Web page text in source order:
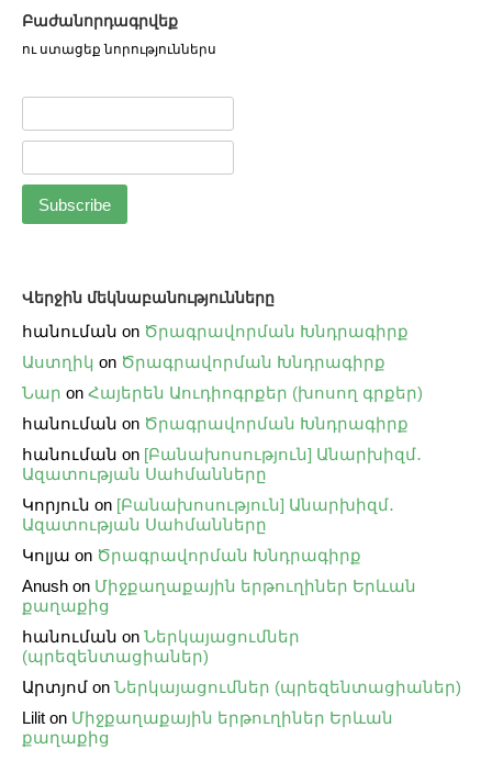
Բաժանորդագրվեք
ու ստացեք նորություններս
Վերջին մեկնաբանությունները
հանուման on Ծրագրավորման Խնդրագիրք
Աստղիկ on Ծրագրավորման Խնդրագիրք
Նար on Հայերեն Աուդիոգրքեր (խոսող գրքեր)
հանուման on Ծրագրավորման Խնդրագիրք
հանուման on [Բանախոսություն] Անարխիզմ․
Ազատության Սահմանները
Կորյուն on [Բանախոսություն] Անարխիզմ․
Ազատության Սահմանները
Կոլյա on Ծրագրավորման Խնդրագիրք
Anush on Միջքաղաքային երթուղիներ Երևան
քաղաքից
հանուման on Ներկայացումներ
(պրեզենտացիաներ)
Արտյոմ on Ներկայացումներ (պրեզենտացիաներ)
Lilit on Միջքաղաքային երթուղիներ Երևան
քաղաքից